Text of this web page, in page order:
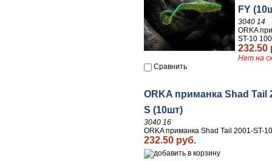
FY
3040 14
ORKA
ST-10
232.50
Нет на
Сравнить
ORKA приманка Shad Tail
S (10шт)
3040 16
ORKA приманка Shad Tail 2001-ST-
232.50 руб.